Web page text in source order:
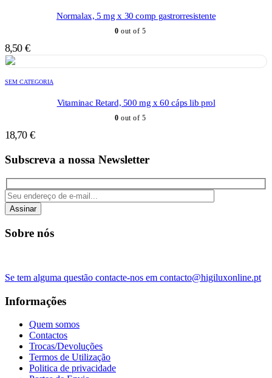
Normalax, 5 mg x 30 comp gastrorresistente
0 out of 5
8,50 €
SEM CATEGORIA
Vitaminac Retard, 500 mg x 60 cáps lib prol
0 out of 5
18,70 €
Subscreva a nossa Newsletter
Assinar
Sobre nós
Se tem alguma questão contacte-nos em contacto@higiluxonline.pt
Informações
Quem somos
Contactos
Trocas/Devoluções
Termos de Utilização
Politica de privacidade